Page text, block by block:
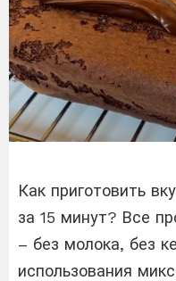
Как приготовить
за 15 минут? Все
– без молока, без
использования